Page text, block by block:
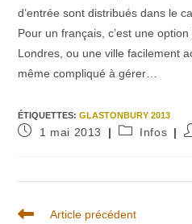
d’entrée sont distribués dans le
Pour un français, c’est une
Londres, ou une ville facilement
même compliqué à gérer…
ÉTIQUETTES:GLASTONBURY 2013
Publication
1 mai 2013
PostInfos
Read
Article précédent